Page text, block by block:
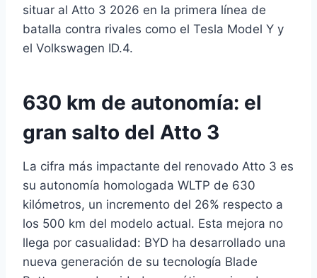
situar al Atto 3 2026 en la primera línea de
batalla contra rivales como el Tesla Model Y y
el Volkswagen ID.4.
630 km de autonomía: el
gran salto del Atto 3
La cifra más impactante del renovado Atto 3 es
su autonomía homologada WLTP de 630
kilómetros, un incremento del 26% respecto a
los 500 km del modelo actual. Esta mejora no
llega por casualidad: BYD ha desarrollado una
nueva generación de su tecnología Blade